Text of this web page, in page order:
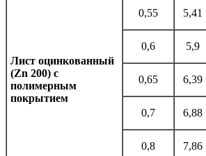
Лист оцинкованный
(Zn 200) с
полимерным
покрытием
0,55 5,41
0,6 5,9
0,65 6,39
0,7 6,88
0,8 7,86